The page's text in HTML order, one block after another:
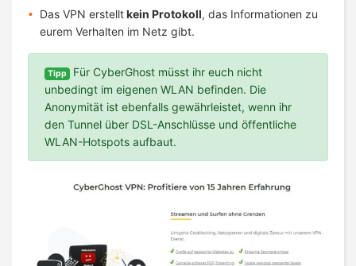
Das VPN erstelltkein Protokoll, das Informationen zu
eurem Verhalten im Netz gibt.
Tipp
Für CyberGhost müsst ihr euch nicht
unbedingt im eigenen WLAN befinden. Die
Anonymität ist ebenfalls gewährleistet, wenn ihr
den Tunnel über DSL-Anschlüsse und öffentliche
WLAN-Hotspots aufbaut.